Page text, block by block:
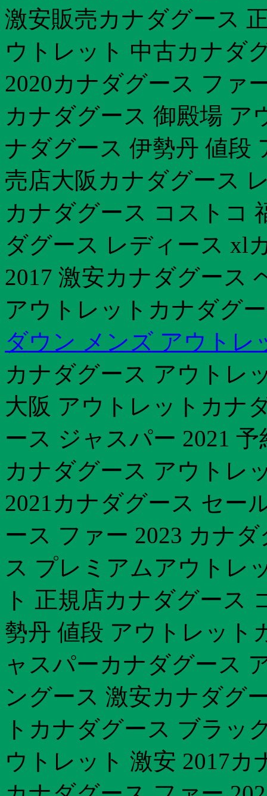
激安販売カナダグース
ウトレット 中古カナダ
2020カナダグース ファ
カナダグース 御殿場
ナダグース 伊勢丹 値段
売店大阪カナダグース
カナダグース コストコ
ダグース レディース xl
2017 激安カナダグース
アウトレットカナダグ
ダウン メンズ アウトレ
カナダグース アウトレ
大阪 アウトレットカナ
ース ジャスパー 2021
カナダグース アウトレ
2021カナダグース セー
ース ファー 2023 カナ
ス プレミアムアウトレ
ト 正規店カナダグース
勢丹 値段 アウトレット
ャスパーカナダグース
ングース 激安カナダグ
トカナダグース ブラッ
ウトレット 激安 2017